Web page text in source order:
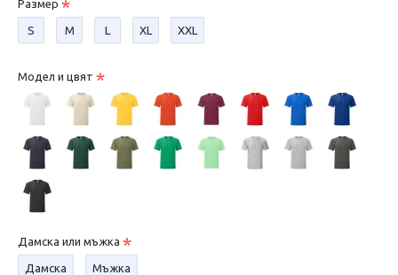
Размер
S М L XL XXL
Модел и цвят
Дамска или мъжка
Дамска Мъжка